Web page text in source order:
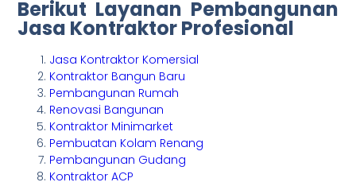
Berikut Layanan Pembangunan
Jasa Kontraktor Profesional
Jasa Kontraktor Komersial
Kontraktor Bangun Baru
Pembangunan Rumah
Renovasi Bangunan
Kontraktor Minimarket
Pembuatan Kolam Renang
Pembangunan Gudang
Kontraktor ACP